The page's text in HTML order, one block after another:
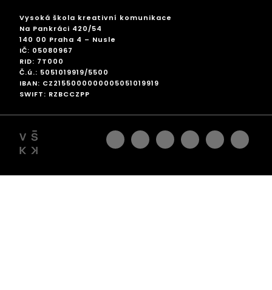
Vysoká škola kreativní komunikace
Na Pankráci 420/54
140 00 Praha 4 – Nusle
IČ: 05080967
RID: 7T000
Č.ú.: 5051019919/5500
IBAN: CZ2155000000005051019919
SWIFT: RZBCCZPP
facebookinstagram
linkedingoogleplus
pinterest
twitter